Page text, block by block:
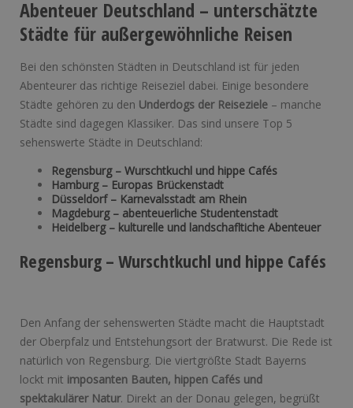
Abenteuer Deutschland – unterschätzte
Städte für außergewöhnliche Reisen
Bei den schönsten Städten in Deutschland ist für jeden
Abenteurer das richtige Reiseziel dabei. Einige besondere
Städte gehören zu den Underdogs der Reiseziele – manche
Städte sind dagegen Klassiker. Das sind unsere Top 5
sehenswerte Städte in Deutschland:
Regensburg – Wurschtkuchl und hippe Cafés
Hamburg – Europas Brückenstadt
Düsseldorf – Karnevalsstadt am Rhein
Magdeburg – abenteuerliche Studentenstadt
Heidelberg – kulturelle und landschafltiche Abenteuer
Regensburg – Wurschtkuchl und hippe Cafés
Den Anfang der sehenswerten Städte macht die Hauptstadt
der Oberpfalz und Entstehungsort der Bratwurst. Die Rede ist
natürlich von Regensburg. Die viertgrößte Stadt Bayerns
lockt mit imposanten Bauten, hippen Cafés und
spektakulärer Natur. Direkt an der Donau gelegen, begrüßt